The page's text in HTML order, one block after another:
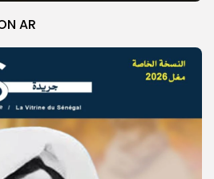
AR